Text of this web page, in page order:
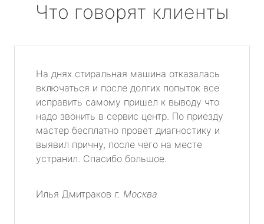
Что говорят клиенты
На днях стиральная машина отказалась
включаться и после долгих попыток все
исправить самому пришел к выводу что
надо звонить в сервис центр. По приезду
мастер бесплатно провет диагностику и
выявил причну, после чего на месте
устранил. Спасибо большое.
Илья Дмитраков г. Москва